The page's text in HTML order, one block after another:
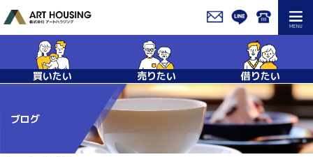
買いたい 売りたい 借りたい
ブログ